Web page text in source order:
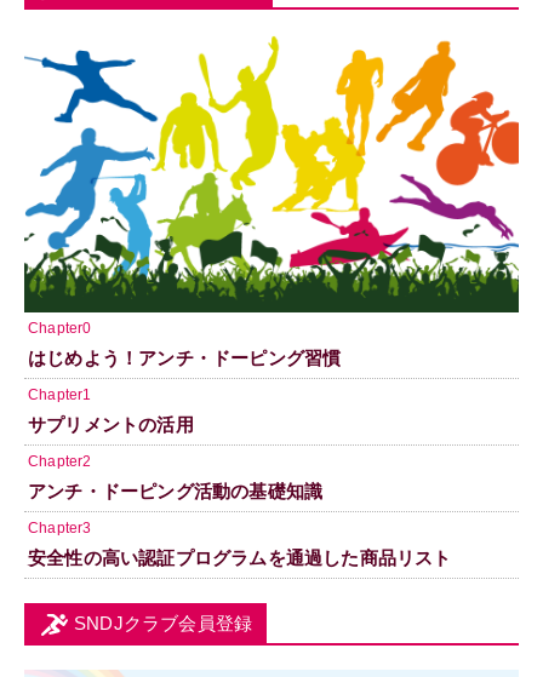
Chapter0
はじめよう！アンチ・ドーピング習慣
Chapter1
サプリメントの活用
Chapter2
アンチ・ドーピング活動の基礎知識
Chapter3
安全性の高い認証プログラムを通過した商品リスト
SNDJクラブ会員登録